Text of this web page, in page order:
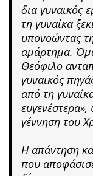
δια γυναικός
τη γυναίκα
υπονοώντας
αμάρτημα.
Θεόφιλο
γυναικός
από τη
γέννηση του
Η απάντηση
που